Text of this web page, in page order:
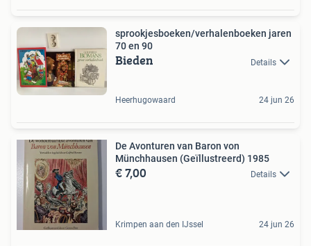
sprookjesboeken/verhalenboeken jaren
70 en 90
Bieden Details
Heerhugowaard 24 jun 26
De Avonturen van Baron von
Münchhausen (Geïllustreerd) 1985
€ 7,00 Details
Krimpen aan den IJssel 24 jun 26